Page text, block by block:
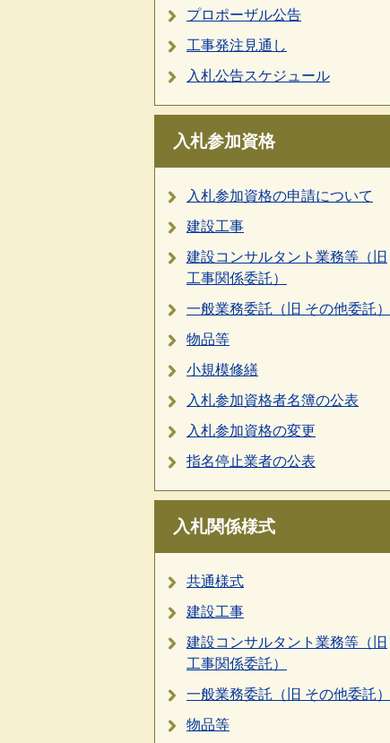
プロポーザル公告
工事発注見通し
入札公告スケジュール
入札参加資格
入札参加資格の申請について
建設工事
建設コンサルタント業務等（旧
工事関係委託）
一般業務委託（旧 その他委託）
物品等
小規模修繕
入札参加資格者名簿の公表
入札参加資格の変更
指名停止業者の公表
入札関係様式
共通様式
建設工事
建設コンサルタント業務等（旧
工事関係委託）
一般業務委託（旧 その他委託）
物品等